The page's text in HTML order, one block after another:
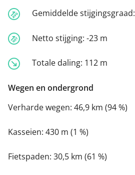
Gemiddelde stijgingsgraad:
Netto stijging: -23 m
Totale daling: 112 m
Wegen en ondergrond
Verharde wegen: 46,9 km (94 %)
Kasseien: 430 m (1 %)
Fietspaden: 30,5 km (61 %)